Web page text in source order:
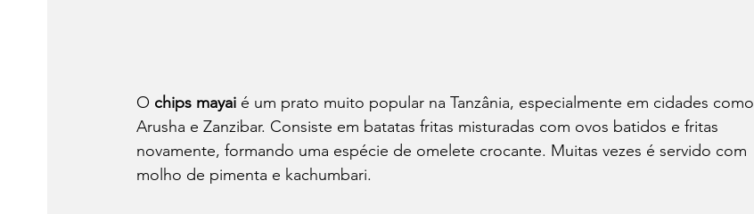
O chips mayai é um prato muito popular na Tanzânia, especialmente em cidades como
Arusha e Zanzibar. Consiste em batatas fritas misturadas com ovos batidos e fritas
novamente, formando uma espécie de omelete crocante. Muitas vezes é servido com
molho de pimenta e kachumbari.